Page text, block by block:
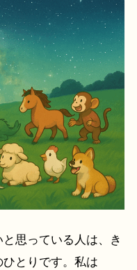
思っている人は、き
とりです。私は